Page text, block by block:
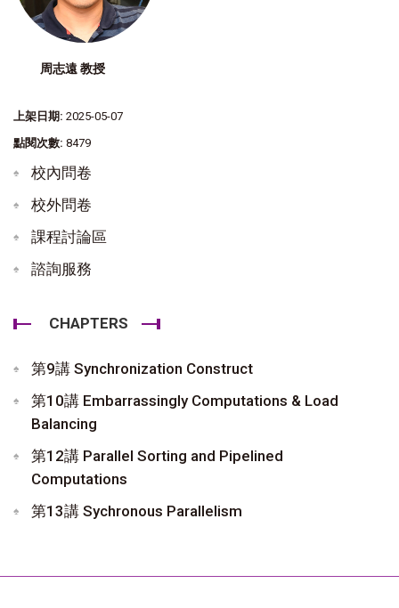
周志遠 教授
上架日期: 2025-05-07
點閱次數: 8479
校內問卷
校外問卷
課程討論區
諮詢服務
CHAPTERS
第9講 Synchronization Construct
第10講 Embarrassingly Computations & Load
Balancing
第12講 Parallel Sorting and Pipelined
Computations
第13講 Sychronous Parallelism